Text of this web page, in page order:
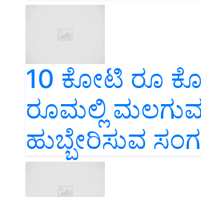
10 ಕೋಟಿ ರೂ
ರೂಮಲ್ಲಿ
ಹುಬ್ಬೇರಿಸುವ